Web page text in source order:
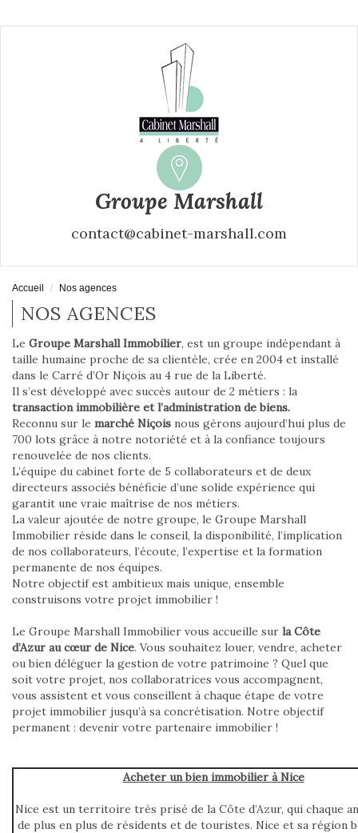
Groupe Marshall
contact@cabinet-marshall.com
Accueil Nos agences
NOS AGENCES
Le Groupe Marshall Immobilier, est un groupe indépendant à
taille humaine proche de sa clientèle, crée en 2004 et installé
dans le Carré d’Or Niçois au 4 rue de la Liberté.
Il s’est développé avec succès autour de 2 métiers : la
transaction immobilière et l’administration de biens.
Reconnu sur le marché Niçois nous gèrons aujourd’hui plus de
700 lots grâce à notre notoriété et à la confiance toujours
renouvelée de nos clients.
L’équipe du cabinet forte de 5 collaborateurs et de deux
directeurs associés bénéficie d’une solide expérience qui
garantit une vraie maîtrise de nos métiers.
La valeur ajoutée de notre groupe, le Groupe Marshall
Immobilier réside dans le conseil, la disponibilité, l’implication
de nos collaborateurs, l’écoute, l’expertise et la formation
permanente de nos équipes.
Notre objectif est ambitieux mais unique, ensemble
construisons votre projet immobilier !
Le Groupe Marshall Immobilier vous accueille sur la Côte
d’Azur au cœur de Nice. Vous souhaitez louer, vendre, acheter
ou bien déléguer la gestion de votre patrimoine ? Quel que
soit votre projet, nos collaboratrices vous accompagnent,
vous assistent et vous conseillent à chaque étape de votre
projet immobilier jusqu’à sa concrétisation. Notre objectif
permanent : devenir votre partenaire immobilier !
Acheter un bien immobilier à Nice
Nice est un territoire très prisé de la Côte d’Azur, qui chaque
de plus en plus de résidents et de touristes. Nice et sa région